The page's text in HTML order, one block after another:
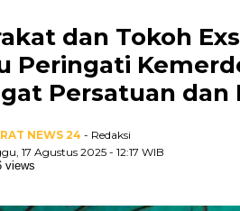
dan Tokoh
Peringati
Persatuan dan
NEWS 24 - Redaksi
17 Agustus 2025 - 12:17 WIB
views